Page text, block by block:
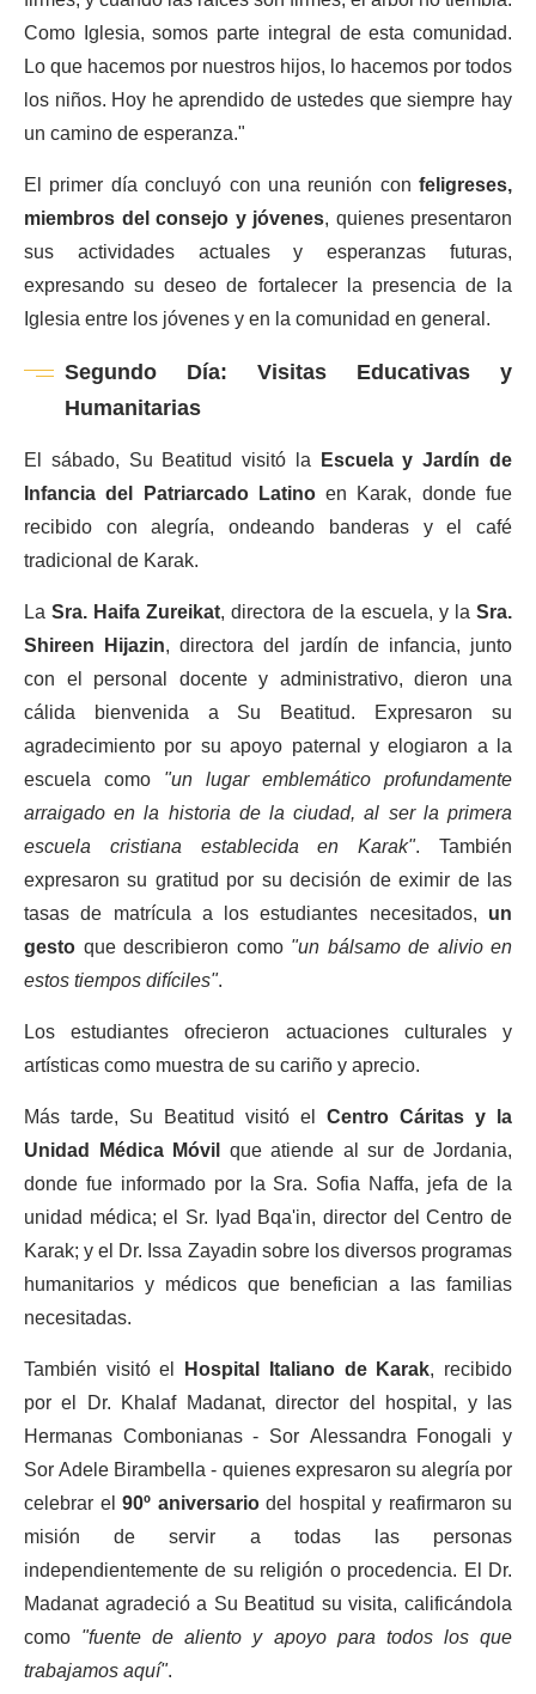
Como Iglesia, somos parte integral de esta comunidad.
Lo que hacemos por nuestros hijos, lo hacemos por todos
los niños. Hoy he aprendido de ustedes que siempre hay
un camino de esperanza."
El primer día concluyó con una reunión con feligreses,
miembros del consejo y jóvenes, quienes presentaron
sus actividades actuales y esperanzas futuras,
expresando su deseo de fortalecer la presencia de la
Iglesia entre los jóvenes y en la comunidad en general.
Segundo Día: Visitas Educativas y
Humanitarias
El sábado, Su Beatitud visitó la Escuela y Jardín de
Infancia del Patriarcado Latinoen Karak, donde fue
recibido con alegría, ondeando banderas y el café
tradicional de Karak.
LaSra. Haifa Zureikat, directora de la escuela, y laSra.
Shireen Hijazin, directora del jardín de infancia, junto
con el personal docente y administrativo, dieron una
cálida bienvenida a Su Beatitud. Expresaron su
agradecimiento por su apoyo paternal y elogiaron a la
escuela como "un lugar emblemático profundamente
arraigado en la historia de la ciudad, al ser la primera
escuela cristiana establecida en Karak". También
expresaron su gratitud por su decisión de eximir de las
tasas de matrícula a los estudiantes necesitados, un
gesto que describieron como "un bálsamo de alivio en
estos tiempos difíciles".
Los estudiantes ofrecieron actuaciones culturales y
artísticas como muestra de su cariño y aprecio.
Más tarde, Su Beatitud visitó el Centro Cáritas y la
Unidad Médica Móvil que atiende al sur de Jordania,
donde fue informado por la Sra. Sofia Naffa, jefa de la
unidad médica; el Sr. Iyad Bqa'in, director del Centro de
Karak; y el Dr. Issa Zayadin sobre los diversos programas
humanitarios y médicos que benefician a las familias
necesitadas.
También visitó el Hospital Italiano de Karak, recibido
por el Dr. Khalaf Madanat, director del hospital, y las
Hermanas Combonianas - Sor Alessandra Fonogali y
Sor Adele Birambella - quienes expresaron su alegría por
celebrar el90º aniversariodel hospital y reafirmaron su
misión de servir a todas las personas
independientemente de su religión o procedencia. El Dr.
Madanat agradeció a Su Beatitud su visita, calificándola
como "fuente de aliento y apoyo para todos los que
trabajamos aquí".